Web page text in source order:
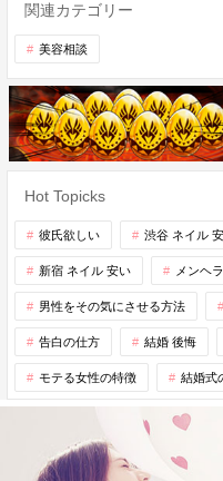
関連カテゴリー
美容相談
Hot Topicks
彼氏欲しい 渋谷 ネイル
新宿 ネイル 安い メンヘラ
男性をその気にさせる方法
告白の仕方 結婚 後悔
モテる女性の特徴 結婚式